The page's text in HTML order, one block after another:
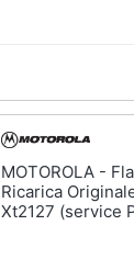
MOTOROLA -
Ricarica
Xt2127 (service